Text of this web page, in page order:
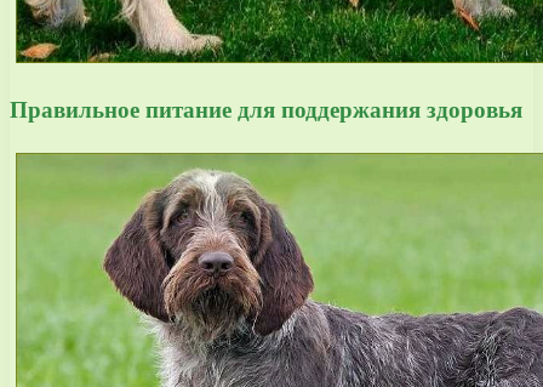
Правильное питание для поддержания здоровья